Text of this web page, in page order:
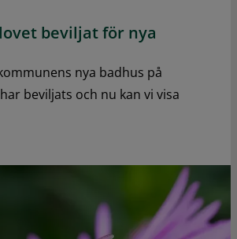
beviljat för nya
nya badhus på
beviljats och nu kan vi visa